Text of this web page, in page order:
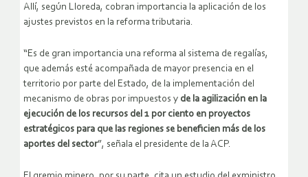
Allí, según Lloreda, cobran importancia la aplicación de los
ajustes previstos en la reforma tributaria.
“Es de gran importancia una reforma al sistema de regalías,
que además esté acompañada de mayor presencia en el
territorio por parte del Estado, de la implementación del
mecanismo de obras por impuestos y de la agilización en la
ejecución de los recursos del 1 por ciento en proyectos
estratégicos para que las regiones se beneficien más de los
aportes del sector”, señala el presidente de la ACP.